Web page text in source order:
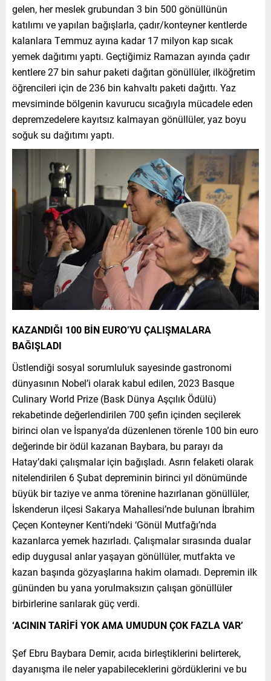
gelen, her meslek grubundan 3 bin 500 gönüllünün
katılımı ve yapılan bağışlarla, çadır/konteyner kentlerde
kalanlara Temmuz ayına kadar 17 milyon kap sıcak
yemek dağıtımı yaptı. Geçtiğimiz Ramazan ayında çadır
kentlere 27 bin sahur paketi dağıtan gönüllüler, ilköğretim
öğrencileri için de 236 bin kahvaltı paketi dağıttı. Yaz
mevsiminde bölgenin kavurucu sıcağıyla mücadele eden
depremzedelere kayıtsız kalmayan gönüllüler, yaz boyu
soğuk su dağıtımı yaptı.
KAZANDIĞI 100 BİN EURO’YU ÇALIŞMALARA
BAĞIŞLADI
Üstlendiği sosyal sorumluluk sayesinde gastronomi
dünyasının Nobel’i olarak kabul edilen, 2023 Basque
Culinary World Prize (Bask Dünya Aşçılık Ödülü)
rekabetinde değerlendirilen 700 şefin içinden seçilerek
birinci olan ve İspanya’da düzenlenen törenle 100 bin euro
değerinde bir ödül kazanan Baybara, bu parayı da
Hatay’daki çalışmalar için bağışladı. Asrın felaketi olarak
nitelendirilen 6 Şubat depreminin birinci yıl dönümünde
büyük bir taziye ve anma törenine hazırlanan gönüllüler,
İskenderun ilçesi Sakarya Mahallesi’nde bulunan İbrahim
Çeçen Konteyner Kenti’ndeki ‘Gönül Mutfağı’nda
kazanlarca yemek hazırladı. Çalışmalar sırasında dualar
edip duygusal anlar yaşayan gönüllüler, mutfakta ve
kazan başında gözyaşlarına hakim olamadı. Depremin ilk
gününden bu yana yorulmaksızın çalışan gönüllüler
birbirlerine sarılarak güç verdi.
‘ACININ TARİFİ YOK AMA UMUDUN ÇOK FAZLA VAR’
Şef Ebru Baybara Demir, acıda birleştiklerini belirterek,
dayanışma ile neler yapabileceklerini gördüklerini ve bu